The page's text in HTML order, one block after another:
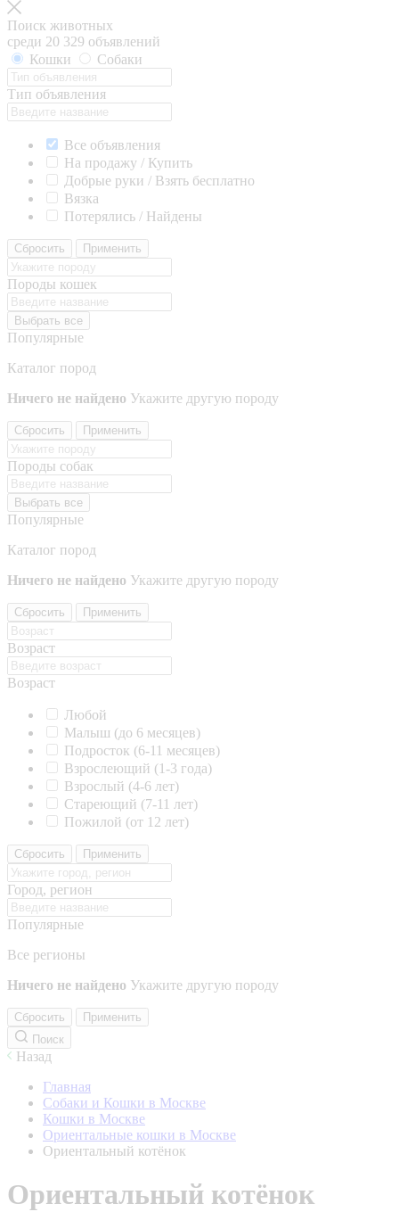
Поиск животных
среди 20 329 объявлений
Кошки
Собаки
Тип объявления
Все объявления
На продажу / Купить
Добрые руки / Взять бесплатно
Вязка
Потерялись / Найдены
Сбросить Применить
Породы кошек
Выбрать все
Популярные
Каталог пород
Ничего не найдено Укажите другую породу
Сбросить Применить
Породы собак
Выбрать все
Популярные
Каталог пород
Ничего не найдено Укажите другую породу
Сбросить Применить
Возраст
Возраст
Любой
Малыш (до 6 месяцев)
Подросток (6-11 месяцев)
Взрослеющий (1-3 года)
Взрослый (4-6 лет)
Стареющий (7-11 лет)
Пожилой (от 12 лет)
Сбросить Применить
Город, регион
Популярные
Все регионы
Ничего не найдено Укажите другую породу
Сбросить
Применить
Поиск
Назад
Главная
Собаки и Кошки в Москве
Кошки в Москве
Ориентальные кошки в Москве
Ориентальный котёнок
Ориентальный котёнок